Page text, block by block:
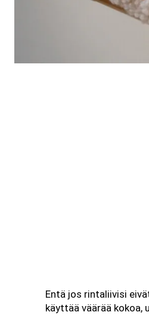
Entä jos rintaliivisi
käyttää väärää